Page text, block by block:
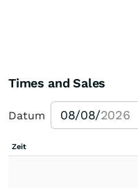
Times and Sales
Datum
Zeit